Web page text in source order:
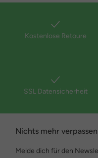
Kostenlose Retoure
SSL Datensicherheit
Nichts mehr
Melde dich für den